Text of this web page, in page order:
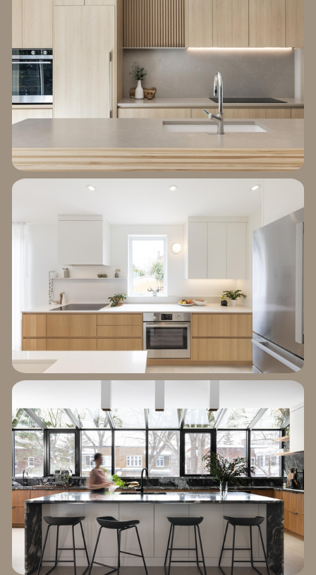
EXPLORER LE
PROJET DUCHARME
EXPLORER LE
PROJET DE LA 2E
AVENUE